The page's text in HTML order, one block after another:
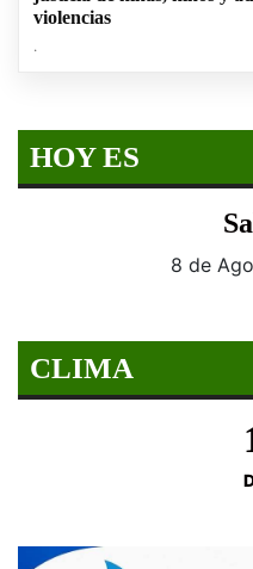
violencias
.
HOY ES
8 de
CLIMA